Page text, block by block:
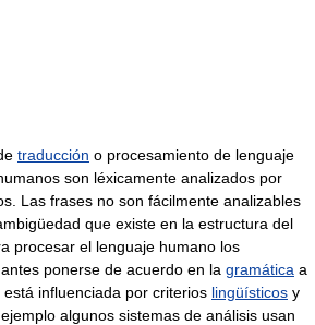
traducción o procesamiento de lenguaje
son léxicamente analizados por
Las frases no son fácilmente analizables
que existe en la estructura del
procesar el lenguaje humano los
ponerse de acuerdo en la gramática a
influenciada por criterios lingüísticos y
algunos sistemas de análisis usan